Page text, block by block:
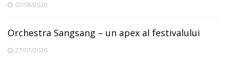
03/08/2026
Orchestra Sangsang – un apex al festivalului
27/07/2026